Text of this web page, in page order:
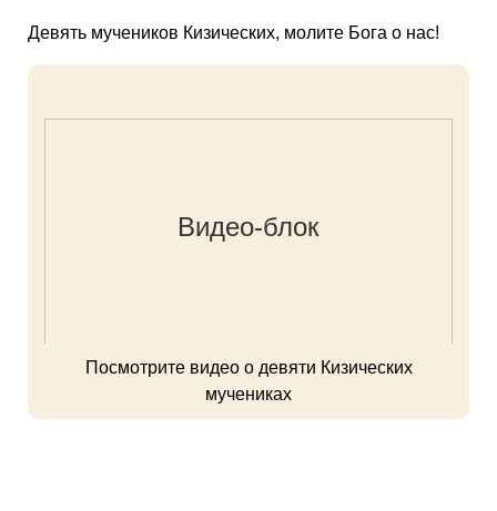
Девять мучеников Кизических, молите Бога о нас!
Посмотрите видео о девяти Кизических
мучениках